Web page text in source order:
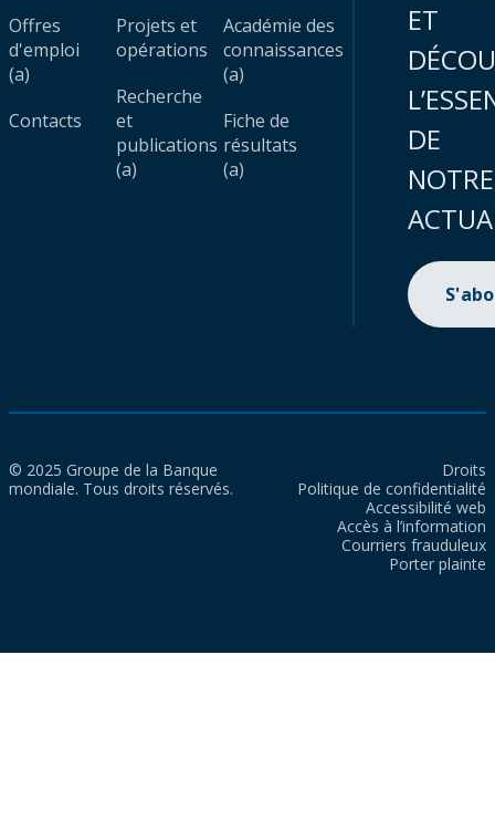
Offres
d'emploi
(a)
Contacts
Projets et
opérations
Recherche
et
publications
(a)
Académie des
connaissances
(a)
Fiche de
résultats
(a)
ET
DE
NOTRE
© 2025 Groupe de la Banque
mondiale. Tous droits réservés.
Droits
Politique de confidentialité
Accessibilité web
Accès à l’information
Courriers frauduleux
Porter plainte